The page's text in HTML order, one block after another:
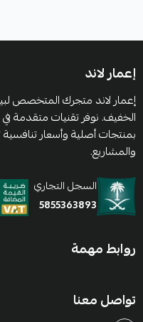
إعمار لاند
إعمار لاند متجرك المتخصص
الخفيف. نوفر تقنيات متقدمة في
بمنتجات أصلية وأسعار تنافسية
والمشاريع.
السجل التجاري
5855363893
روابط مهمة
تواصل معنا